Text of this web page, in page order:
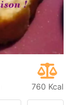
760 Kcal